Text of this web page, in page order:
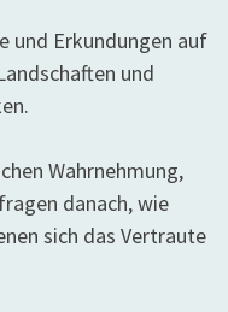
und Erkundungen auf
und
Wahrnehmung,
danach, wie
sich das Vertraute